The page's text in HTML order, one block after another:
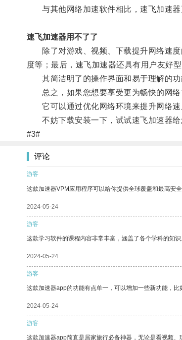
与其他网络加速软件相比，速飞加速器
速飞加速器用不了了
除了对游戏、视频、下载提升网络速度
度等；最后，速飞加速器还具有用户友好型
其简洁明了的操作界面和易于理解的功
总之，如果您想要享受更为畅快的网络
它可以通过优化网络环境来提升网络速
不妨下载安装一下，试试速飞加速器给
#3#
评论
游客
这款加速器VPM应用程序可以给你提供全球覆盖和最高安全
2024-05-24
游客
这款学习软件的课程内容非常丰富，涵盖了各个学科的知
2024-05-24
游客
这款加速器app的功能有点单一，可以增加一些新功能，比
2024-05-24
游客
这款加速器app简直是居家旅行必备神器，无论是看视频